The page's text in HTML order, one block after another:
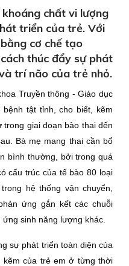
khoáng chất vi lượng
triển của trẻ. Với
cơ chế tạo
thúc đẩy sự phát
trí não của trẻ nhỏ.
Truyền thông - Giáo dục
tật tỉnh, cho biết, kẽm
giai đoạn bào thai đến
Bà mẹ mang thai cần bổ
bình thường, bởi trong quá
cấu trúc của tế bào 80 loại
hệ thống vận chuyển,
ứng gắn kết các chuỗi
sinh năng lượng khác.
sự phát triển toàn diện của
kẽm của trẻ em ở từng thời